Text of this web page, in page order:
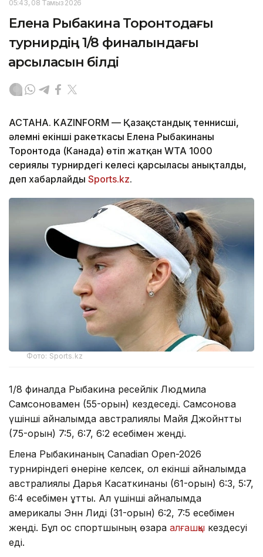
05:43, 08 Тамыз 2026
Елена Рыбакина Торонтодағы
турнирдің 1/8 финалындағы
қарсыласын білді
АСТАНА. KAZINFORM — Қазақстандық теннисші,
әлемнің екінші ракеткасы Елена Рыбакинаның
Торонтода (Канада) өтіп жатқан WTA 1000
сериялы турнирдегі келесі қарсыласы анықталды,
деп хабарлайды Sports.kz.
Фото: Sports.kz
1/8 финалда Рыбакина ресейлік Людмила
Самсоновамен (55-орын) кездеседі. Самсонова
үшінші айналымда австралиялық Майя Джойнтты
(75-орын) 7:5, 6:7, 6:2 есебімен жеңді.
Елена Рыбакинаның Canadian Open-2026
турниріндегі өнеріне келсек, ол екінші айналымда
австралиялық Дарья Касаткинаны (61-орын) 6:3, 5:7,
6:4 есебімен ұтты. Ал үшінші айналымда
америкалық Энн Лиді (31-орын) 6:2, 7:5 есебімен
жеңді. Бұл қос спортшының өзара алғашқы кездесуі
еді.